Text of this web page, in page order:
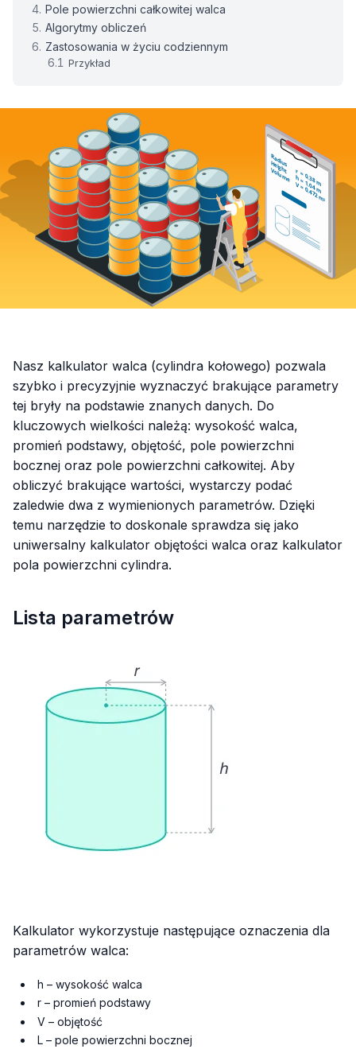
Pole powierzchni całkowitej walca
Algorytmy obliczeń
Zastosowania w życiu codziennym
Przykład
Nasz kalkulator walca (cylindra kołowego) pozwala
szybko i precyzyjnie wyznaczyć brakujące parametry
tej bryły na podstawie znanych danych. Do
kluczowych wielkości należą: wysokość walca,
promień podstawy, objętość, pole powierzchni
bocznej oraz pole powierzchni całkowitej. Aby
obliczyć brakujące wartości, wystarczy podać
zaledwie dwa z wymienionych parametrów. Dzięki
temu narzędzie to doskonale sprawdza się jako
uniwersalny kalkulator objętości walca oraz kalkulator
pola powierzchni cylindra.
Lista parametrów
Kalkulator wykorzystuje następujące oznaczenia dla
parametrów walca:
h – wysokość walca
r – promień podstawy
V – objętość
L – pole powierzchni bocznej